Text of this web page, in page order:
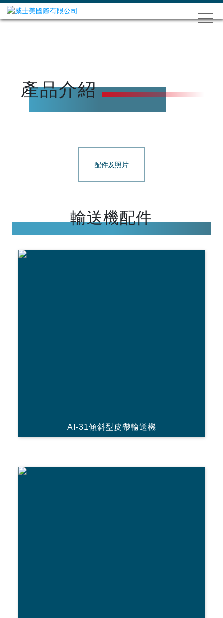
產品介紹
配件及照片
輸送機配件
AI-31傾斜型皮帶輸送機